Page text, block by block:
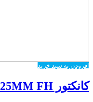
افزودن به سبد خرید
کانکتور 1.25MM FH سیمدار 9 پین